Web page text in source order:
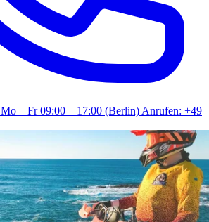
Mo – Fr 09:00 – 17:00 (Berlin)Anrufen: +49